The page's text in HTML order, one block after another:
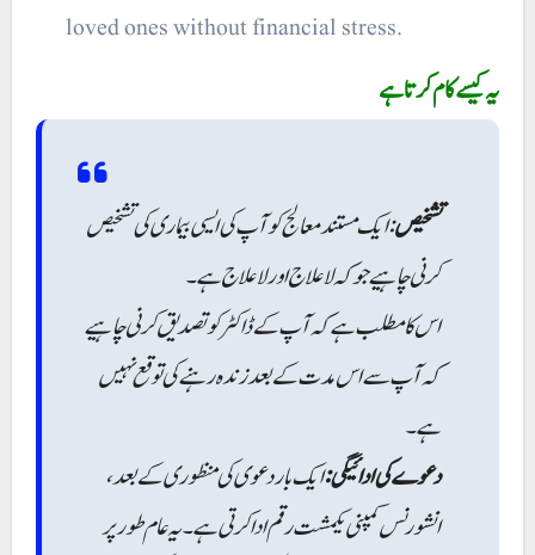
loved ones without financial stress.
یہ کیسے کام کرتا ہے
تشخیص: ایک مستند معالج کو آپ کی ایسی بیماری کی تشخیص
کرنی چاہیے جو کہ لاعلاج اور لاعلاج ہے۔
اس کا مطلب ہے کہ آپ کے ڈاکٹر کو تصدیق کرنی چاہیے
کہ آپ سے اس مدت کے بعد زندہ رہنے کی توقع نہیں
ہے۔
دعوے کی ادائیگی:ایک بار دعوی کی منظوری کے بعد،
انشورنس کمپنی یکمشت رقم ادا کرتی ہے۔ یہ عام طور پر